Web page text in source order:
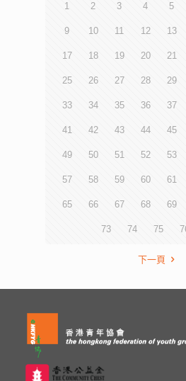
1 2 3 4 5
9 10 11 12 13
17 18 19 20 21
25 26 27 28 29
33 34 35 36 37
41 42 43 44 45
49 50 51 52 53
57 58 59 60 61
65 66 67 68 69
73 74 75
下一頁